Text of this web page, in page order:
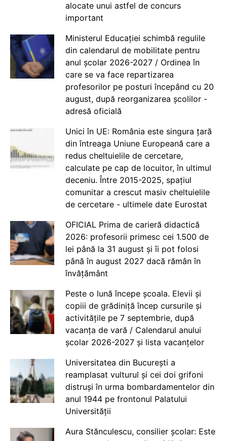
alocate unui astfel de concurs
important
Ministerul Educației schimbă regulile
din calendarul de mobilitate pentru
anul școlar 2026-2027 / Ordinea în
care se va face repartizarea
profesorilor pe posturi începând cu 20
august, după reorganizarea școlilor -
adresă oficială
Unici în UE: România este singura țară
din întreaga Uniune Europeană care a
redus cheltuielile de cercetare,
calculate pe cap de locuitor, în ultimul
deceniu. Între 2015-2025, spațiul
comunitar a crescut masiv cheltuielile
de cercetare - ultimele date Eurostat
OFICIAL Prima de carieră didactică
2026: profesorii primesc cei 1.500 de
lei până la 31 august și îi pot folosi
până în august 2027 dacă rămân în
învățământ
Peste o lună începe școala. Elevii și
copiii de grădiniță încep cursurile și
activitățile pe 7 septembrie, după
vacanța de vară / Calendarul anului
școlar 2026-2027 și lista vacanțelor
Universitatea din București a
reamplasat vulturul și cei doi grifoni
distruși în urma bombardamentelor din
anul 1944 pe frontonul Palatului
Universității
Aura Stănculescu, consilier școlar: Este